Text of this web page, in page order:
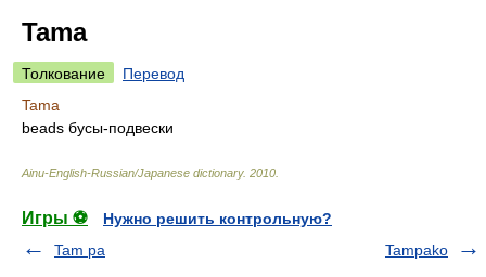
Tama
Толкование
Перевод
Tama
beads бусы-подвески
Ainu-English-Russian/Japanese dictionary. 2010
Игры ⚽
Нужно решить контрольную?
Tam pa
Tampako